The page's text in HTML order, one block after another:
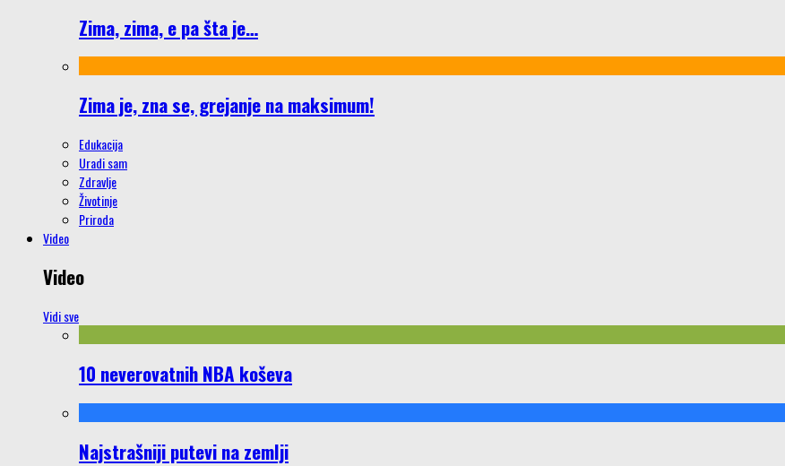
Zima, zima, e pa šta je…
Zima je, zna se, grejanje na maksimum!
Edukacija
Uradi sam
Zdravlje
Životinje
Priroda
Video
Video
Vidi sve
10 neverovatnih NBA koševa
Najstrašniji putevi na zemlji